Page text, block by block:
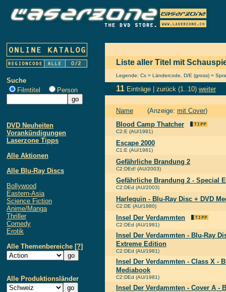
Suche
Filmtitel
Person
DVD Neuheiten
Vorankündigungen
Laserzone Tipps
Alle Aktionen
Alle Blu-Ray Discs
Bollywood
Eastern-Asia
Science Fiction
Anime/Manga
Thriller
Comedy
Erotik
Alle Themenbereiche [?]
Alle Produktionsländer
Liste aller Titel mit
Legende: Cx = Ländercode, D/E (gross) =
11 Einträge | zurück (1..10) weiter
Name (Anzeige: mit Cover)
Blood Camp Thatcher
C2:E (AU/1981)
Escape 2000
C1:E (AU/1981)
Gefährliche Brandung 2
C2:DEd! (AU/2003)
Gefährliche Brandung 2 - Special
C2:DEd (AU/2003)
Harlequin - Blu-Ray Disc + DVD
C2:DE (AU/1980)
Insel Der Verdammten
C2:DEd (AU/1981)
Insel Der Verdammten - Blu-Ray
Extreme Edition
C2:DEd (AU/1981)
Insel Der Verdammten - Class X -
Mediabook
C2:DEd (AU/1981)
Insel Der Verdammten - Cover A -